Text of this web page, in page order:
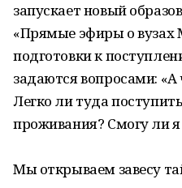
запускает новый
«Прямые эфиры о вузах
подготовки к
задаются вопросами: «А
Легко ли туда
проживания? Смогу ли я
Мы открываем завесу